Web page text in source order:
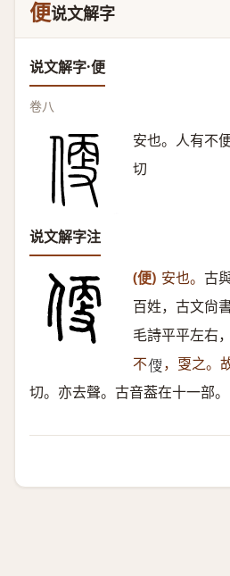
便说文解字
说文解字·便
卷八
安也。人有不
切
说文解字注
(便) 安也。 古
百姓，古文尙
毛詩平平左右
不𠊳 ，㪅之。
切。亦去聲。古音葢在十一部。